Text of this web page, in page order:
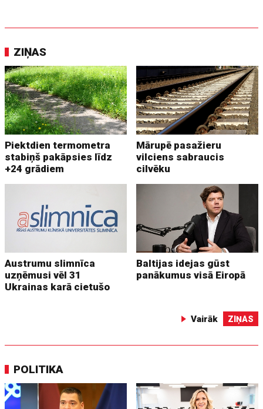
ZIŅAS
Piektdien termometra
stabiņš pakāpsies līdz
+24 grādiem
Mārupē pasažieru
vilciens sabraucis
cilvēku
Austrumu slimnīca
uzņēmusi vēl 31
Ukrainas karā cietušo
Baltijas idejas gūst
panākumus visā Eiropā
Vairāk ZIŅAS
POLITIKA